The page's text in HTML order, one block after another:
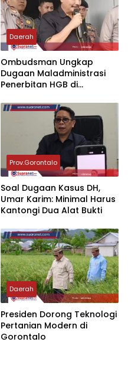
Daerah
‎Ombudsman Ungkap
Dugaan Maladministrasi
Penerbitan HGB di
Diminta Tindak Lanjut 30
Prov.Gorontalo
‎Soal Dugaan Kasus DH,
Umar Karim: Minimal Harus
Kantongi Dua Alat Bukti
Daerah
‎Presiden Dorong Teknologi
Pertanian Modern di
Gorontalo